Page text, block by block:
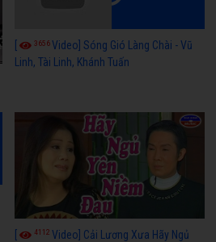
3656Video] Sóng Gió Làng Chài - Vũ
Linh, Tài Linh, Khánh Tuấn
4112 Video] Cải Lương Xưa Hãy Ngủ